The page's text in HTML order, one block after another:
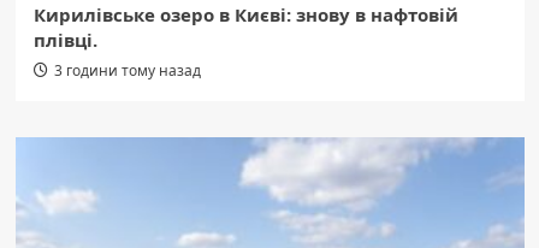
Кирилівське озеро в Києві: знову в нафтовій
плівці.
3 години тому назад